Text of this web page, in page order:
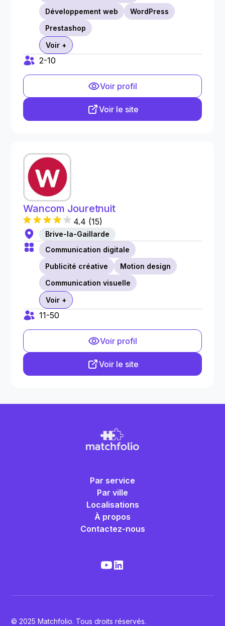
Développement web
WordPress
Prestashop
Voir +
2-10
Voir profil
Voir le site
Wancom Jouretnuit
4.4 (15)
Brive-la-Gaillarde
Communication digitale
Publicité créative
Motion design
Communication visuelle
Voir +
11-50
Voir profil
Voir le site
Par service
Par ville
Localisations
À propos
Contactez-nous
© 2025 Matchfolio. Tous droits réservés.